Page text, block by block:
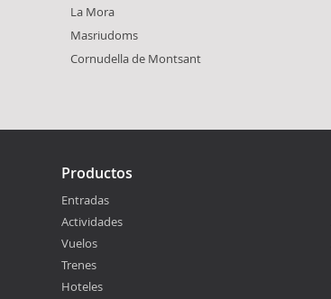
La Mora
Masriudoms
Cornudella de Montsant
Productos
Entradas
Actividades
Vuelos
Trenes
Hoteles